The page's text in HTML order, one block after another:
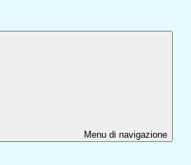
Menu di navigazione